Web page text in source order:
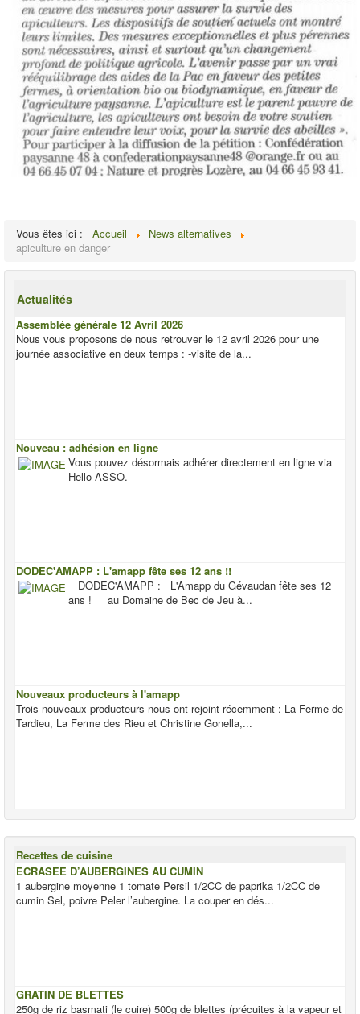
Vous êtes ici : Accueil
News alternatives
apiculture en danger
Actualités
Assemblée générale 12 Avril 2026
Nous vous proposons de nous retrouver le 12 avril 2026 pour une
journée associative en deux temps : -visite de la...
Nouveau : adhésion en ligne
Vous pouvez désormais adhérer directement en ligne via
Hello ASSO.
DODEC'AMAPP : L'amapp fête ses 12 ans !!
DODEC'AMAPP : L'Amapp du Gévaudan fête ses 12
ans ! au Domaine de Bec de Jeu à...
Nouveaux producteurs à l'amapp
Trois nouveaux producteurs nous ont rejoint récemment : La Ferme de
Tardieu, La Ferme des Rieu et Christine Gonella,...
Recettes de cuisine
ECRASEE D’AUBERGINES AU CUMIN
1 aubergine moyenne 1 tomate Persil 1/2CC de paprika 1/2CC de
cumin Sel, poivre Peler l’aubergine. La couper en dés...
GRATIN DE BLETTES
250g de riz basmati (le cuire) 500g de blettes (précuites à la vapeur et